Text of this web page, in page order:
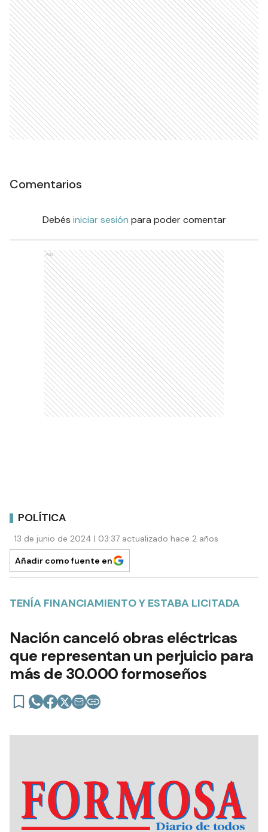
Comentarios
Debés iniciar sesión para poder comentar
Ads
POLÍTICA
13 de junio de 2024 | 03:37 actualizado hace 2 años
Añadir como fuente en
TENÍA FINANCIAMIENTO Y ESTABA LICITADA
Nación canceló obras eléctricas
que representan un perjuicio para
más de 30.000 formoseños